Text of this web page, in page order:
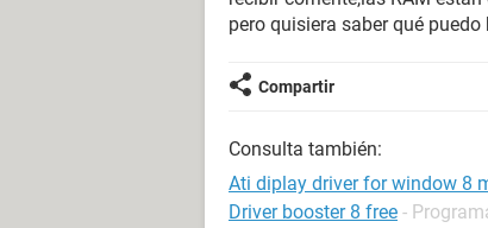
pero quisiera saber qué puedo
Compartir
Consulta también:
Ati diplay driver for window 8
Driver booster 8 free -